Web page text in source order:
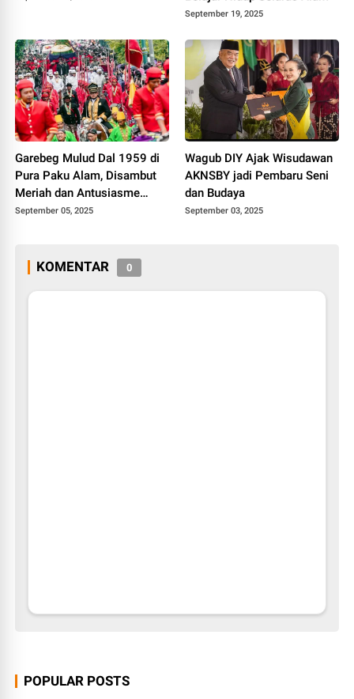
September 19, 2025
Garebeg Mulud Dal 1959 di
Pura Paku Alam, Disambut
Meriah dan Antusiasme
Warga
September 05, 2025
Wagub DIY Ajak Wisudawan
AKNSBY jadi Pembaru Seni
dan Budaya
September 03, 2025
KOMENTAR 0
POPULAR POSTS